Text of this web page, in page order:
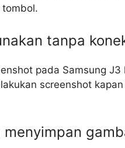
tombol.
tanpa
pada Samsung
screenshot
menyimpan